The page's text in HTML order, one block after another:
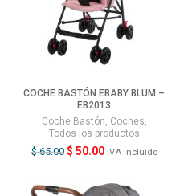
COCHE BASTÓN EBABY BLUM –
EB2013
Coche Bastón, Coches,
Todos los productos
$65.00 $ 50.00 IVA incluído